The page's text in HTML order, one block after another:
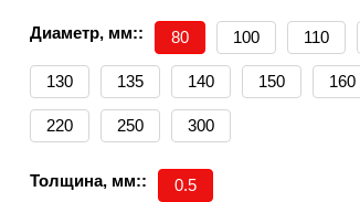
Диаметр, мм:: 80 100 110
130 135 140 150 160
220 250 300
Толщина, мм:: 0.5